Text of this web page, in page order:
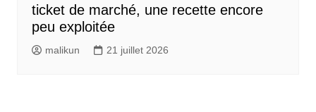
ticket de marché, une recette encore
peu exploitée
malikun 21 juillet 2026